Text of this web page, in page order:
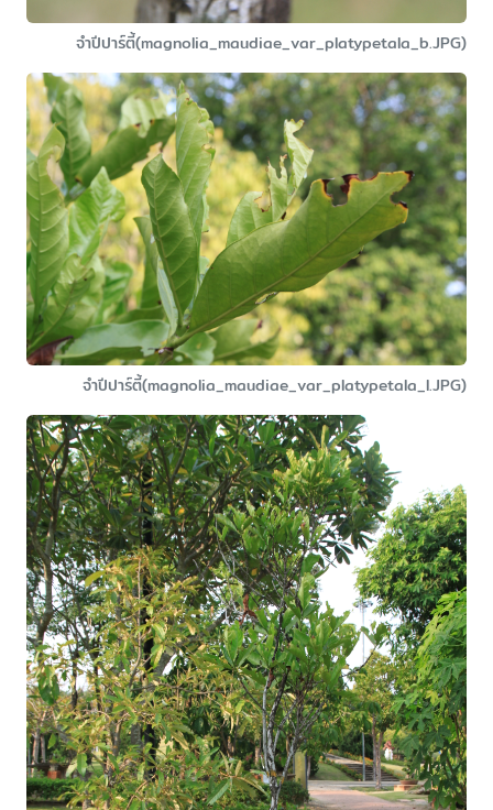
จำปีปาร์ตี้(magnolia_maudiae_var_platypetala_b.JPG)
จำปีปาร์ตี้(magnolia_maudiae_var_platypetala_l.JPG)